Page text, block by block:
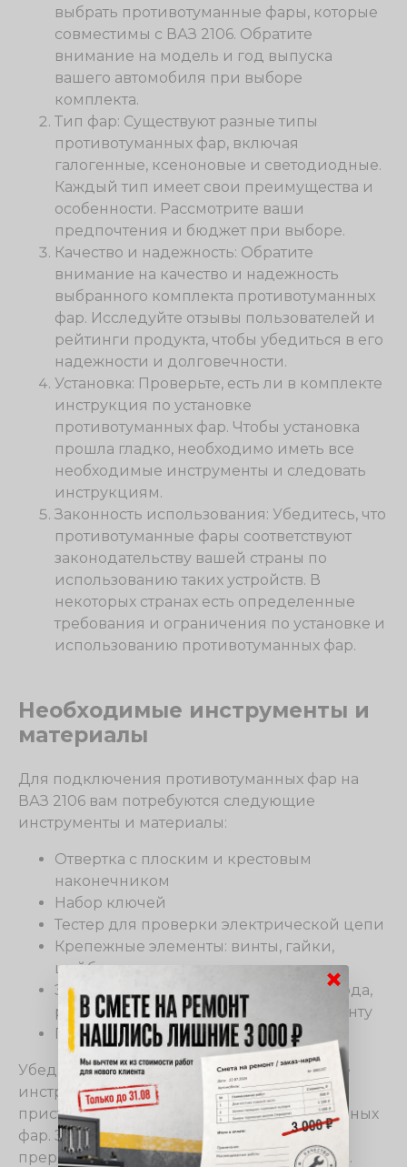
выбрать противотуманные фары, которые
совместимы с ВАЗ 2106. Обратите
внимание на модель и год выпуска
вашего автомобиля при выборе
комплекта.
Тип фар: Существуют разные типы
противотуманных фар, включая
галогенные, ксеноновые и светодиодные.
Каждый тип имеет свои преимущества и
особенности. Рассмотрите ваши
предпочтения и бюджет при выборе.
Качество и надежность: Обратите
внимание на качество и надежность
выбранного комплекта противотуманных
фар. Исследуйте отзывы пользователей и
рейтинги продукта, чтобы убедиться в его
надежности и долговечности.
Установка: Проверьте, есть ли в комплекте
инструкция по установке
противотуманных фар. Чтобы установка
прошла гладко, необходимо иметь все
необходимые инструменты и следовать
инструкциям.
Законность использования: Убедитесь, что
противотуманные фары соответствуют
законодательству вашей страны по
использованию таких устройств. В
некоторых странах есть определенные
требования и ограничения по установке и
использованию противотуманных фар.
Необходимые инструменты и
материалы
Для подключения противотуманных фар на
ВАЗ 2106 вам потребуются следующие
инструменты и материалы:
Отвертка с плоским и крестовым
наконечником
Набор ключей
Тестер для проверки электрической цепи
Крепежные элементы: винты, гайки,
шайбы
Электропроводка, включающая провода,
розетки, разъемы и изоляционную ленту
Противотуманные фары
Убедитесь, что у вас есть все необходимые
инструменты и материалы, прежде чем
приступить к подключению противотуманных
фар. Это поможет вам избежать лишних
прерываний и ускорит процесс установки.
×